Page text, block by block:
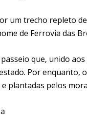
um trecho repleto
de Ferrovia das
que, unido
Por enquanto,
plantadas pelos